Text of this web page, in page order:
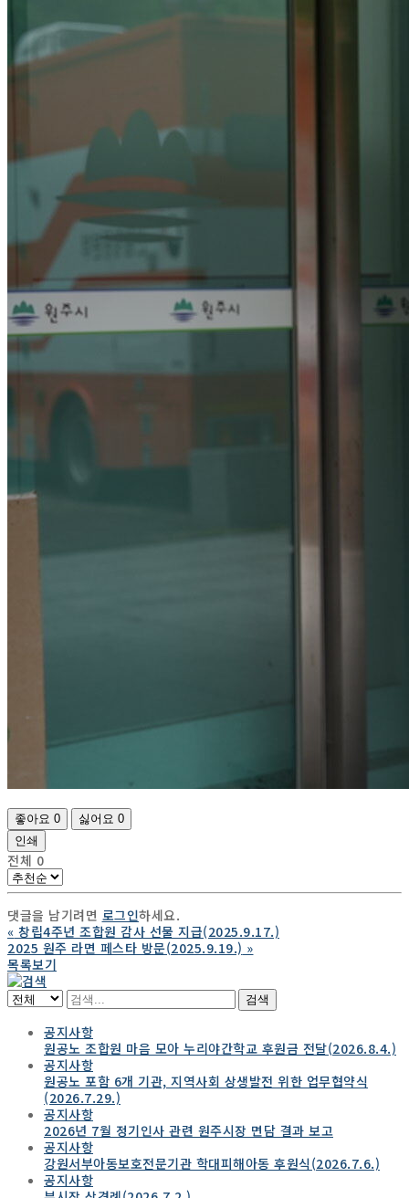
좋아요 0 싫어요 0
인쇄
전체 0
댓글을 남기려면 로그인하세요.
« 창립4주년 조합원 감사 선물 지급(2025.9.17.)
2025 원주 라면 페스타 방문(2025.9.19.) »
목록보기
검색
공지사항
원공노 조합원 마음 모아 누리야간학교 후원금 전달(2026.8.4.)
공지사항
원공노 포함 6개 기관, 지역사회 상생발전 위한 업무협약식
(2026.7.29.)
공지사항
2026년 7월 정기인사 관련 원주시장 면담 결과 보고
공지사항
강원서부아동보호전문기관 학대피해아동 후원식(2026.7.6.)
공지사항